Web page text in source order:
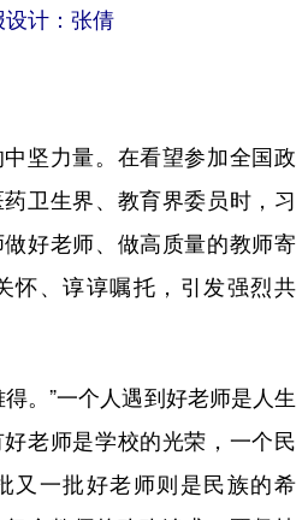
设计：张倩
力量。在看望参加全国政
卫生界、教育界委员时，习
好老师、做高质量的教师寄
怀、谆谆嘱托，引发强烈共
。”一个人遇到好老师是人生
老师是学校的光荣，一个民
又一批好老师则是民族的希